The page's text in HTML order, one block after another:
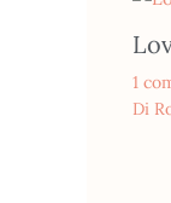
1
Di